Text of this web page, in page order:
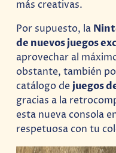
más creativas.
Por supuesto, la
de nuevos juegos
aprovechar al
obstante, también
catálogo dejuegos
gracias a la
esta nueva consola
respetuosa con tu